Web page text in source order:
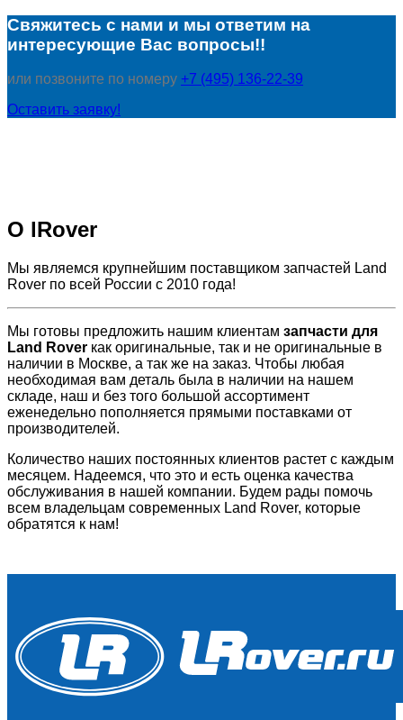
Свяжитесь с нами и мы ответим на
интересующие Вас вопросы!!
или позвоните по номеру +7 (495) 136-22-39
Оставить заявку!
О lRover
Мы являемся крупнейшим поставщиком запчастей Land
Rover по всей России с 2010 года!
Мы готовы предложить нашим клиентам запчасти для
Land Rover как оригинальные, так и не оригинальные в
наличии в Москве, а так же на заказ. Чтобы любая
необходимая вам деталь была в наличии на нашем
складе, наш и без того большой ассортимент
еженедельно пополняется прямыми поставками от
производителей.
Количество наших постоянных клиентов растет с каждым
месяцем. Надеемся, что это и есть оценка качества
обслуживания в нашей компании. Будем рады помочь
всем владельцам современных Land Rover, которые
обратятся к нам!